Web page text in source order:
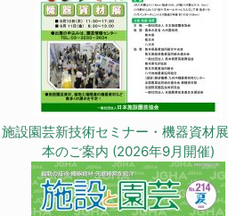
施設園芸新技術セミナー・機器資材
本のご案内 (2026年9月開催)